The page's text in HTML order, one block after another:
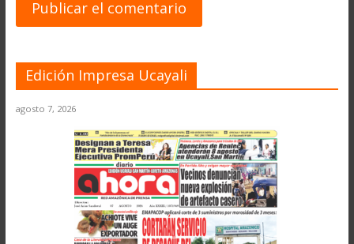
Edición Impresa Ucayali
agosto 7, 2026